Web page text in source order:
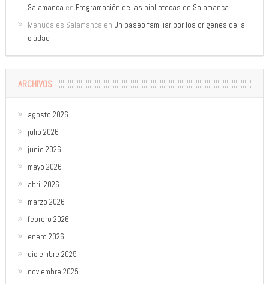
Salamanca en Programación de las bibliotecas de Salamanca
Menuda es Salamanca en Un paseo familiar por los orígenes de la
ciudad
ARCHIVOS
agosto 2026
julio 2026
junio 2026
mayo 2026
abril 2026
marzo 2026
febrero 2026
enero 2026
diciembre 2025
noviembre 2025